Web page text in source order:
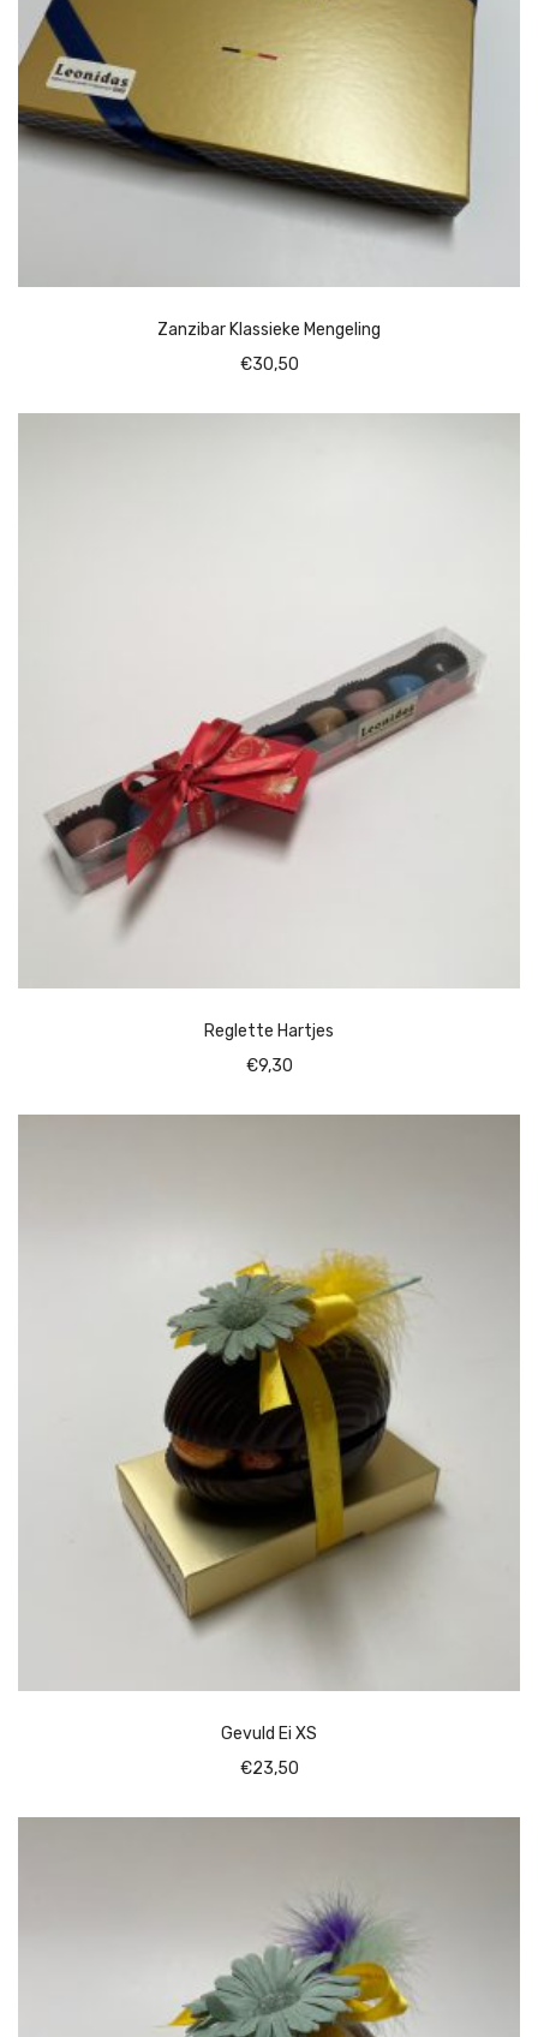
Zanzibar Klassieke Mengeling
€30,50
Reglette Hartjes
€9,30
Gevuld Ei XS
€23,50